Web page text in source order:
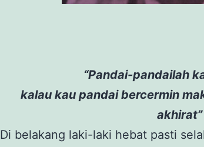
“Pandai-pandailah
kalau kau pandai bercermin
akhirat”
Di belakang laki-laki hebat pasti